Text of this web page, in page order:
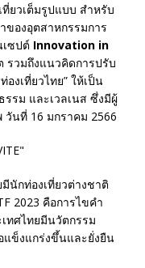
ยวเต็มรูปแบบ สำหรับ
องอุตสาหกรรมการ
ซปต์ Innovation in
วมถึงแนวคิดการปรับ
งเที่ยวไทย” ให้เป็น
รม และเวลเนส ซึ่งมีผู้
วันที่ 16 มกราคม 2566
นักท่องเที่ยวต่างชาติ
2023 คือการไขคำ
ทศไทยมีนวัตกรรม
แข็งแกร่งขึ้นและยั่งยืน